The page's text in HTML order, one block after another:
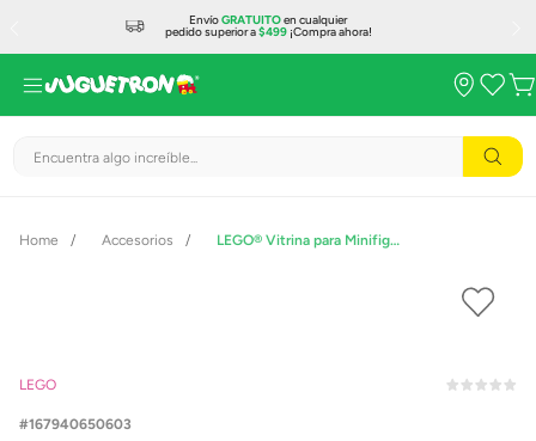
EnvíoGRATUITOen cualquier
pedido superior a$499¡Compra ahora!
Encuentra algo increíble...
Accesorios LEGO® Vitrina para Minifiguras Negra 40650603
LEGO
167940650603